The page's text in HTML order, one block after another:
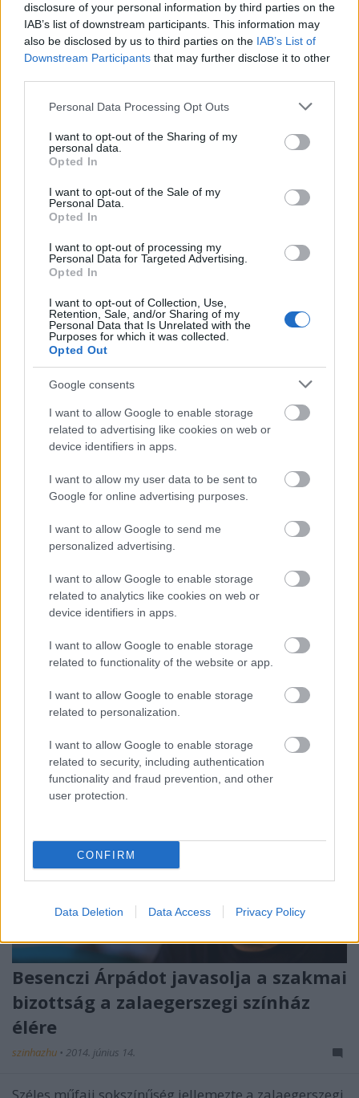
disclosure of your personal information by third parties on the
IAB’s list of downstream participants. This information may
also be disclosed by us to third parties on the IAB’s List of
Downstream Participants that may further disclose it to other
Please note that this website/app uses one or more Google
not limited to your visit or usage behaviour. You may click to
grant or deny consent to Google and its third-party tags to
use your data for below specified purposes in below Google
consent section.
Personal Data Processing Opt Outs
I want to opt-out of the Sharing of my
personal data.
Opted In
I want to opt-out of the Sale of my
Personal Data.
Opted In
I want to opt-out of processing my
Personal Data for Targeted Advertising.
Opted In
I want to opt-out of Collection, Use,
Retention, Sale, and/or Sharing of my
Personal Data that Is Unrelated with the
Purposes for which it was collected.
Opted Out
Google consents
I want to allow Google to enable storage
related to advertising like cookies on web or
device identifiers in apps.
I want to allow my user data to be sent to
Google for online advertising purposes.
I want to allow Google to send me
personalized advertising.
I want to allow Google to enable storage
related to analytics like cookies on web or
device identifiers in apps.
I want to allow Google to enable storage
related to functionality of the website or app.
I want to allow Google to enable storage
related to personalization.
I want to allow Google to enable storage
related to security, including authentication
functionality and fraud prevention, and other
user protection.
CONFIRM
Data Deletion Data Access Privacy Policy
L. Simon: Nincs veszélyben a Nemzeti
szinhazhu•2014. június 14.
Nincs veszélyben a Nemzeti Táncszínház működése -
jelentette ki L. Simon László, a Miniszterelnökség
vasárnapi hatállyal kinevezett parlamenti
államtitkára szombaton az MTI-nek.
Táncestet rendeznek Timár Sándor
tiszteletére
szinhazhu•2014. június 14.
Nagyszabású gálaestet rendez a Csillagszemű
Táncegyüttes koreográfusuk, az idén Kossuth-díjjal
kitüntetett Timár Sándor tiszteletére. Az előadás
2014. június 14-én, szombaton este 7 órakor lesz a
Budapest Kongresszusi Központban.
Besenczi Árpádot javasolja a szakmai
bizottság a zalaegerszegi színház
élére
szinhazhu • 2014. június 14.